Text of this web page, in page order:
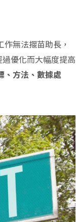
無法揠苗助長，
優化而大幅度提高
、方法、數據處